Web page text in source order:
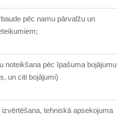
pēc namu pārvalžu un
noteikšana pēc īpašuma bojājumu
un citi bojājumi)
tehniskā apsekojuma